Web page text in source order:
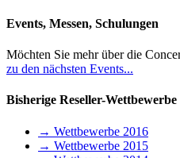
Events, Messen, Schulungen
Möchten Sie mehr über die
zu den nächsten Events...
Bisherige Reseller-Wettbewerbe
→ Wettbewerbe 2016
→ Wettbewerbe 2015